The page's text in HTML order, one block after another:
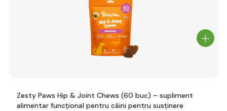
Zesty Paws Hip & Joint Chews (60 buc) – supliment
alimentar funcțional pentru câini pentru susținere